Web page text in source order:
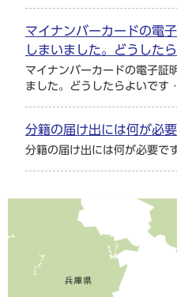
マイナンバーカードの電
しまいました。どうした
マイナンバーカードの電子証
ました。どうしたらよいです
分籍の届け出には何が必要
分籍の届け出には何が必要で